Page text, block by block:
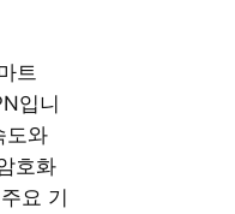
트
입니
도와
호화
요 기